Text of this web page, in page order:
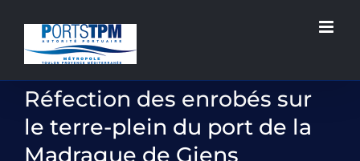
contenu
Réfection des enrobés sur
le terre-plein du port de la
Madrague de Giens